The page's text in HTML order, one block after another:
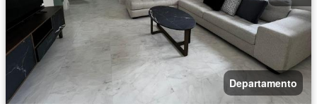
Departamento